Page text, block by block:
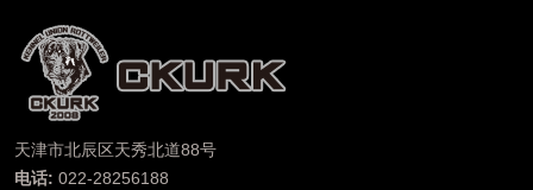
天津市北辰区天秀北道88号
电话: 022-28256188